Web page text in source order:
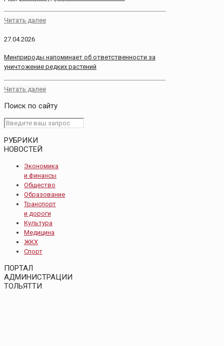
Читать далее
27.04.2026
Минприроды напоминает об ответственности за
уничтожение редких растений
Читать далее
Поиск по сайту
РУБРИКИ
НОВОСТЕЙ
Экономика
и финансы
Общество
Образование
Транспорт
и дороги
Культура
Медицина
ЖКХ
Спорт
ПОРТАЛ
АДМИНИСТРАЦИИ
ТОЛЬЯТТИ